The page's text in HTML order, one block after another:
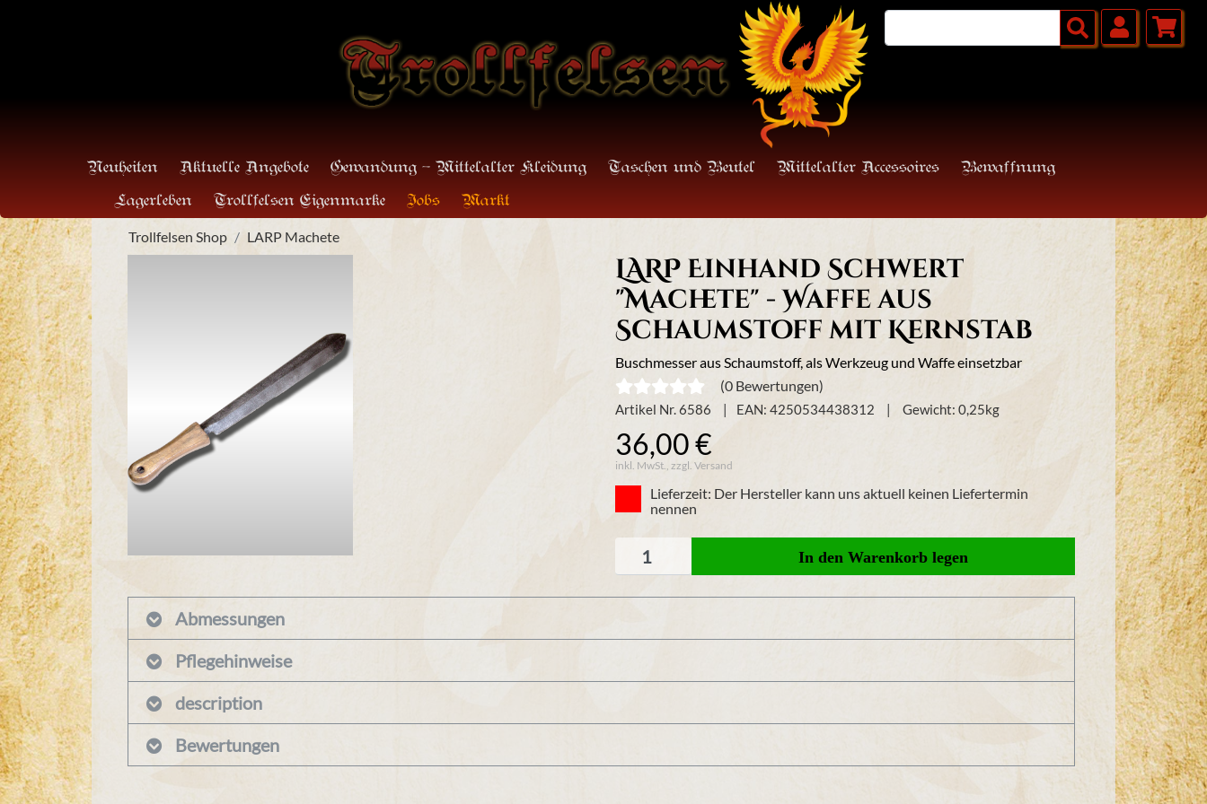
Neuheiten Aktuelle Angebote Gewandung - Mittelalter Kleidung Taschen und Beutel Mittelalter Accessoires
Bewaffnung
Lagerleben
Trollfelsen Eigenmarke Jobs Markt
Trollfelsen Shop LARP Machete
LARP Einhand Schwert
"Machete" - Waffe aus
Schaumstoff mit Kernstab
Buschmesser aus Schaumstoff, als Werkzeug und Waffe einsetzbar
(0 Bewertungen)
Artikel Nr. 6586 EAN: 4250534438312 Gewicht: 0,25kg
36,00 €
inkl. MwSt., zzgl. Versand
Lieferzeit: Der Hersteller kann uns aktuell keinen Liefertermin
nennen
Abmessungen
Pflegehinweise
description
Bewertungen